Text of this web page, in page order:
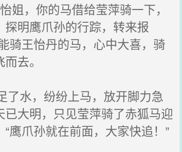
姐，你的马借给莹萍骑一下，
探明鹰爪孙的行踪，转来报
骑王怡丹的马，心中大喜，骑
去。
水，纷纷上马，放开脚力急
已大明，只见莹萍骑了赤狐马迎
鹰爪孙就在前面，大家快追！”